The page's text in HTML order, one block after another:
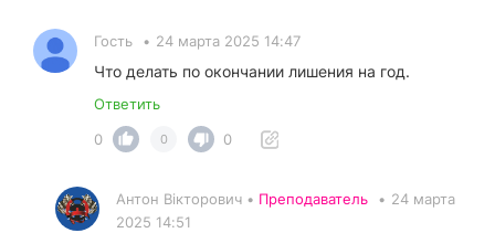
Гость • 24 марта 2025 14:47
Что делать по окончании лишения на год.
Ответить
0
0 0
Антон Вікторович • Преподаватель • 24 марта
2025 14:51